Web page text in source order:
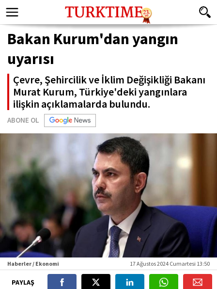
Bakan Kurum'dan yangın
uyarısı
Çevre, Şehircilik ve İklim Değişikliği Bakanı
Murat Kurum, Türkiye'deki yangınlara
ilişkin açıklamalarda bulundu.
ABONE OL
Haberler / Ekonomi 17 Ağustos 2024 Cumartesi 13:50
PAYLAŞ